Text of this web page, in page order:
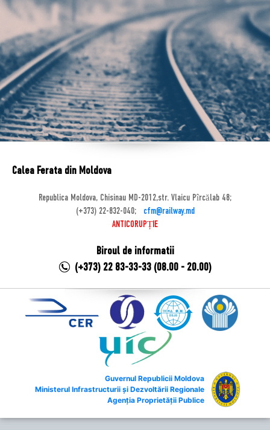
Calea Ferata din Moldova
Republica Moldova, Chisinau MD-2012,str. Vlaicu Pîrcălab 48;
(+373) 22-832-040;
cfm@railway.md
ANTICORUPȚIE
Biroul de informatii
(+373) 22 83-33-33 (08.00 - 20.00)
Guvernul Republicii Moldova
Ministerul Infrastructurii și Dezvoltării Regionale
Agenția Proprietății Publice